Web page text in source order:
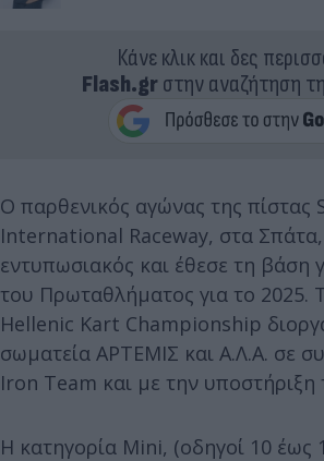
Κάνε κλικ και δες
Flash.grστην αναζήτηση
Ο παρθενικός αγώνας της πίστας
International Raceway, στα
εντυπωσιακός και έθεσε τη βάση
του Πρωταθλήματος για το 2025.
Hellenic Kart Championship
σωματεία ΑΡΤΕΜΙΣ και Α.Λ.Α. σε
Iron Team και με την
Η κατηγορία Mini, (οδηγοί 10 έως